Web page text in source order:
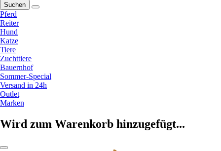
Suchen
Pferd
Reiter
Hund
Katze
Tiere
Zuchttiere
Bauernhof
Sommer-Special
Versand in 24h
Outlet
Marken
Wird zum Warenkorb hinzugefügt...